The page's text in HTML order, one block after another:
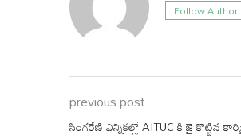
Follow Author
previous post
సింగరేణి ఎన్నికల్లో AITUC కి జై కొట్టిన